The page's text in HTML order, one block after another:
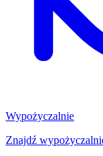
Wypożyczalnie
Znajdź